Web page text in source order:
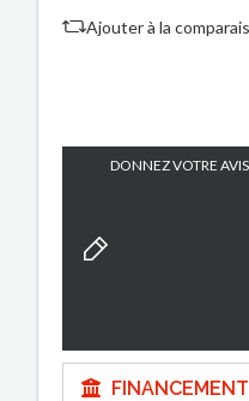
Ajouter à la
DONNEZ VOTRE AVIS